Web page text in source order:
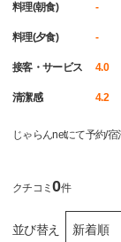
料理(朝食) -
料理(夕食) -
接客・サービス 4.0
清潔感 4.2
じゃらんnetにて予約/
クチコミ0件
並び替え